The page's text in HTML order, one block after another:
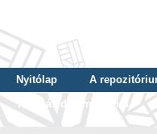
Nyitólap A
Tallózás dátum szerint